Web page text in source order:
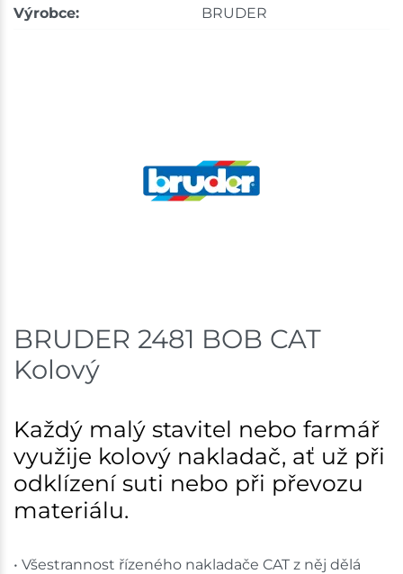
Výrobce:
BRUDER
BRUDER 2481 BOB CAT
Kolový
Každý malý stavitel nebo farmář
využije kolový nakladač, ať už při
odklízení suti nebo při převozu
materiálu.
• Všestrannost řízeného nakladače CAT z něj dělá